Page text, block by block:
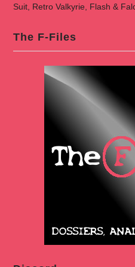
Suit, Retro Valkyrie, Flash &
The F-Files